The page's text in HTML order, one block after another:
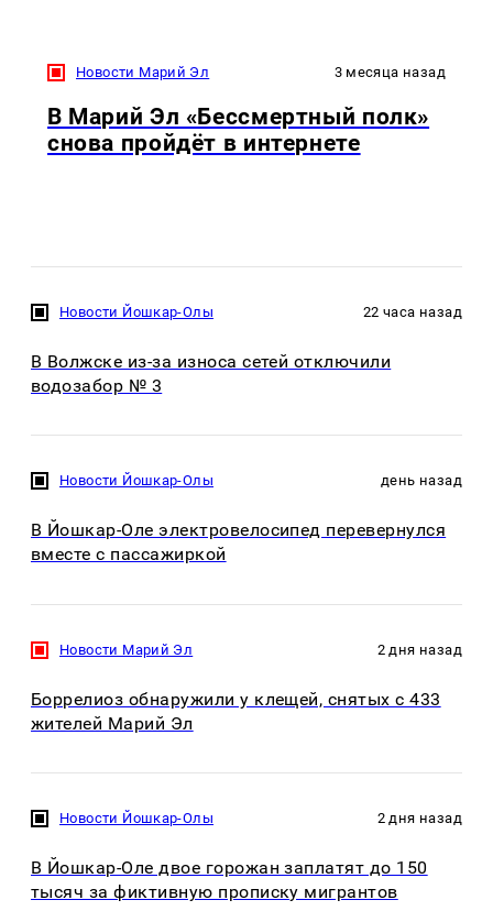
Новости Марий Эл 3 месяца назад
В Марий Эл «Бессмертный полк»
снова пройдёт в интернете
Новости Йошкар-Олы 22 часа назад
В Волжске из-за износа сетей отключили
водозабор № 3
Новости Йошкар-Олы день назад
В Йошкар-Оле электровелосипед перевернулся
вместе с пассажиркой
Новости Марий Эл 2 дня назад
Боррелиоз обнаружили у клещей, снятых с 433
жителей Марий Эл
Новости Йошкар-Олы 2 дня назад
В Йошкар-Оле двое горожан заплатят до 150
тысяч за фиктивную прописку мигрантов